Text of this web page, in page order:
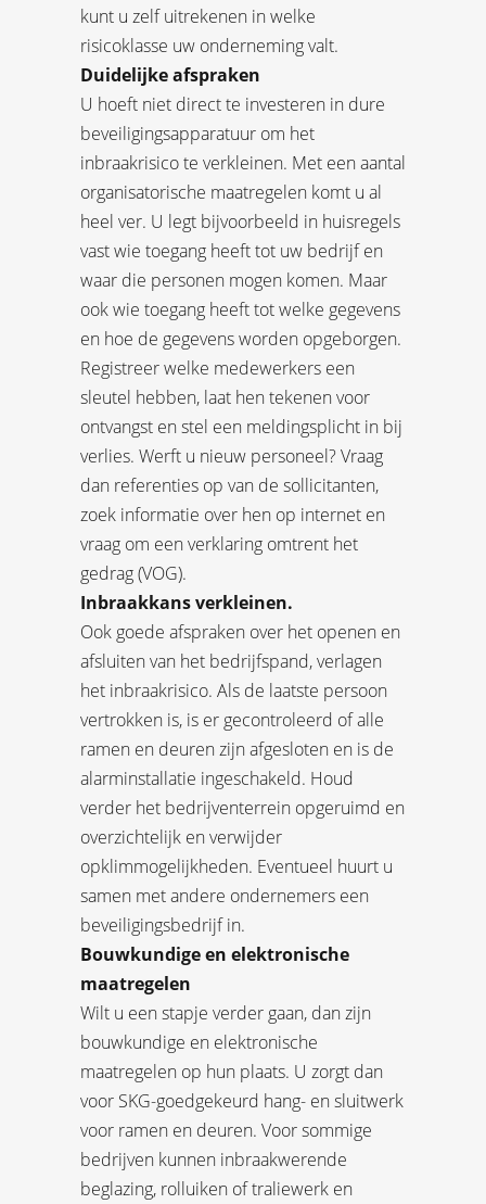
kunt u zelf uitrekenen in welke
risicoklasse uw onderneming valt.
Duidelijke afspraken
U hoeft niet direct te investeren in dure
beveiligingsapparatuur om het
inbraakrisico te verkleinen. Met een aantal
organisatorische maatregelen komt u al
heel ver. U legt bijvoorbeeld in huisregels
vast wie toegang heeft tot uw bedrijf en
waar die personen mogen komen. Maar
ook wie toegang heeft tot welke gegevens
en hoe de gegevens worden opgeborgen.
Registreer welke medewerkers een
sleutel hebben, laat hen tekenen voor
ontvangst en stel een meldingsplicht in bij
verlies. Werft u nieuw personeel? Vraag
dan referenties op van de sollicitanten,
zoek informatie over hen op internet en
vraag om een verklaring omtrent het
gedrag (VOG).
Inbraakkans verkleinen.
Ook goede afspraken over het openen en
afsluiten van het bedrijfspand, verlagen
het inbraakrisico. Als de laatste persoon
vertrokken is, is er gecontroleerd of alle
ramen en deuren zijn afgesloten en is de
alarminstallatie ingeschakeld. Houd
verder het bedrijventerrein opgeruimd en
overzichtelijk en verwijder
opklimmogelijkheden. Eventueel huurt u
samen met andere ondernemers een
beveiligingsbedrijf in.
Bouwkundige en elektronische
maatregelen
Wilt u een stapje verder gaan, dan zijn
bouwkundige en elektronische
maatregelen op hun plaats. U zorgt dan
voor SKG-goedgekeurd hang- en sluitwerk
voor ramen en deuren. Voor sommige
bedrijven kunnen inbraakwerende
beglazing, rolluiken of traliewerk en